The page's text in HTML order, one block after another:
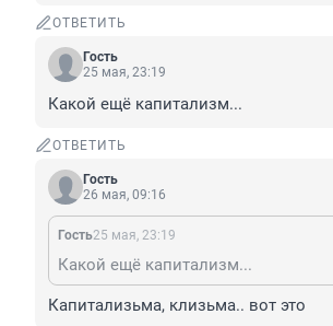
ОТВЕТИТЬ
Гость
25 мая, 23:19
Какой ещё капитализм...
ОТВЕТИТЬ
Гость
26 мая, 09:16
Гость25 мая, 23:19
Какой ещё капитализм...
Капитализьма, клизьма.. вот это